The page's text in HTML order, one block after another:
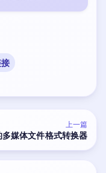
上一篇
媒体文件格式转换器